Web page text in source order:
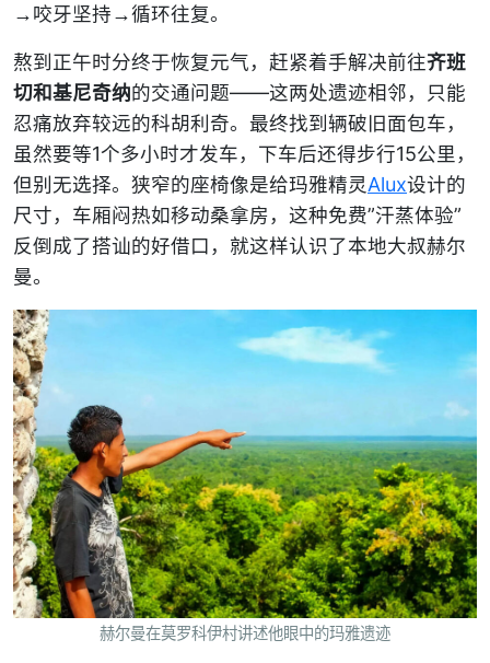
→咬牙坚持→循环往复。
熬到正午时分终于恢复元气，赶紧着手解决前往齐班
切和基尼奇纳的交通问题——这两处遗迹相邻，只能
忍痛放弃较远的科胡利奇。最终找到辆破旧面包车，
虽然要等1个多小时才发车，下车后还得步行15公里，
但别无选择。狭窄的座椅像是给玛雅精灵Alux设计的
尺寸，车厢闷热如移动桑拿房，这种免费”汗蒸体验”
反倒成了搭讪的好借口，就这样认识了本地大叔赫尔
曼。
赫尔曼在莫罗科伊村讲述他眼中的玛雅遗迹